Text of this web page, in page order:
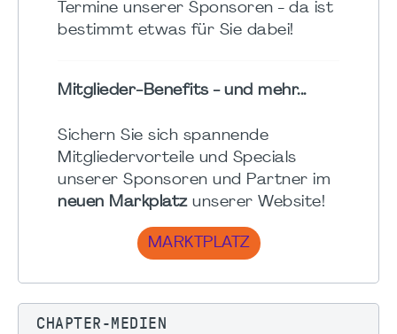
Termine unserer Sponsoren - da ist
bestimmt etwas für Sie dabei!
Mitglieder-Benefits - und mehr...
Sichern Sie sich spannende
Mitgliedervorteile und Specials
unserer Sponsoren und Partner im
neuen Markplatzunserer Website!
MARKTPLATZ
CHAPTER-MEDIEN